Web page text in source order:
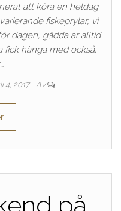
att köra en heldag
fiskeprylar, vi
dagen, gädda är alltid
hänga med också.
4, 2017 Av